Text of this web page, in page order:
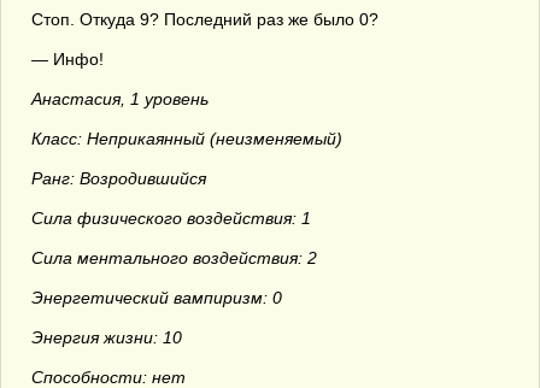
Стоп. Откуда 9? Последний раз же было 0?
— Инфо!
Анастасия, 1 уровень
Класс: Неприкаянный (неизменяемый)
Ранг: Возродившийся
Сила физического воздействия: 1
Сила ментального воздействия: 2
Энергетический вампиризм: 0
Энергия жизни: 10
Способности: нет